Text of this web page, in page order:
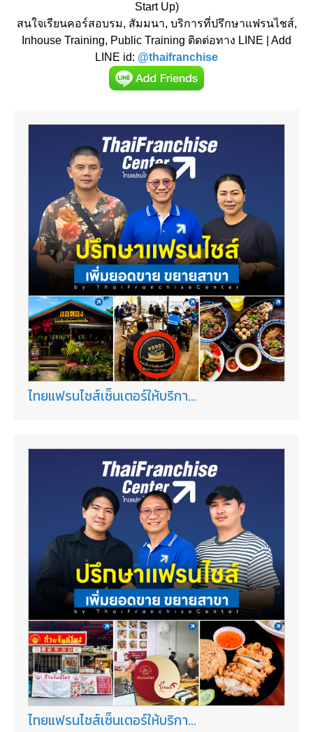
Start Up)
สนใจเรียนคอร์สอบรม, สัมมนา, บริการที่ปรึกษาแฟรนไชส์,
Inhouse Training, Public Training ติดต่อทาง LINE | Add
LINE id: @thaifranchise
ไทยแฟรนไชส์เซ็นเตอร์ให้บริกา...
ไทยแฟรนไชส์เซ็นเตอร์ให้บริกา...